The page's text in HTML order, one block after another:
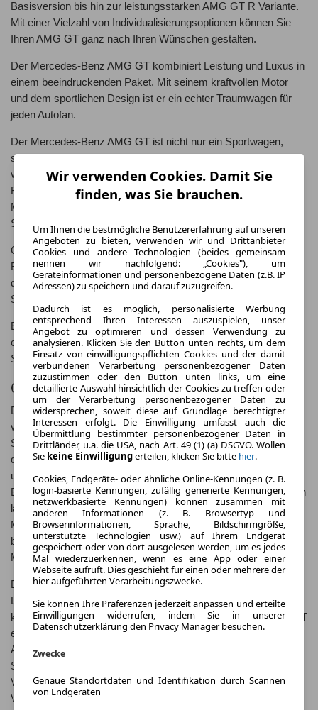
Basisversion bis hin zur leistungsstarken AMG GT R Variante.
Mit einer Vielzahl von Individualisierungsoptionen können Sie
Ihren AMG GT ganz nach Ihren Wünschen gestalten.
Der Mercedes-Benz AMG GT kombiniert Leistung und Luxus in
einem beeindruckenden Paket. Mit seinem kraftvollen Motor
und dem sportlichen Design ist er ein echter Traumwagen für
jeden Autofan.
Der Mercedes-Benz AMG GT ist nicht nur ein Sportwagen,
sondern auch ein Symbol für die lange Tradition und Erfahrung
von Mercedes-Benz im Motorsport. Mit zahlreichen
Rennerfolgen und dem Know-how aus der Formel 1 hat
Mercedes-Benz einen Sportwagen geschaffen, der auf der
Straße überzeugt.
Ob auf der Rennstrecke oder auf der Straße, der Mercedes-
Benz AMG GT ist immer ein echter Hingucker. Mit seiner
dynamischen Leistung und dem eleganten Design ist er ein
Sportwagen, der begeistert.
Entdecken Sie die Welt des Mercedes-Benz AMG GT und
erleben Sie Fahrspaß pur mit einem der beeindruckendsten
Sportwagen auf dem Markt.
Geschichte des Mercedes-Benz AMG GT
Der Mercedes-Benz AMG GT wurde erstmals im Jahr 2014
vorgestellt und ist seitdem ein beliebtes Modell in der
Sportwagenklasse. Die Entwicklung des AMG GT basiert auf
der langjährigen Erfahrung von Mercedes-Benz im Motorsport
und der Formel 1. Mit zahlreichen Rennerfolgen hat Mercedes-
Benz sein Know-how in die Entwicklung des AMG GT einfließen
lassen. Der AMG GT steht in der Tradition der legendären
Mercedes-Benz Sportwagen und setzt mit seiner
beeindruckenden Leistung und seinem eleganten Design neue
Maßstäbe in der Sportwagenklasse.
Der Mercedes-Benz AMG GT wurde entwickelt, um die
Leidenschaft für das Fahren neu zu entfachen. Mit seinem
kraftvollen Motor und dem präzisen Handling bietet der AMG GT
ein unvergleichliches Fahrerlebnis. Die verschiedenen
Ausstattungsvarianten des AMG GT ermöglichen es, den
Sportwagen ganz nach den individuellen Vorlieben zu gestalten.
Von der Basisversion bis hin zur leistungsstarken AMG GT R
Variante bietet der AMG GT für jeden Geschmack das
Wir verwenden Cookies. Damit Sie
finden, was Sie brauchen.
Um Ihnen die bestmögliche Benutzererfahrung auf unseren
Angeboten zu bieten, verwenden wir und Drittanbieter
Cookies und andere Technologien (beides gemeinsam
nennen wir nachfolgend: „Cookies"), um
Geräteinformationen und personenbezogene Daten (z.B. IP
Adressen) zu speichern und darauf zuzugreifen.
Dadurch ist es möglich, personalisierte Werbung
entsprechend Ihren Interessen auszuspielen, unser
Angebot zu optimieren und dessen Verwendung zu
analysieren. Klicken Sie den Button unten rechts, um dem
Einsatz von einwilligungspflichten Cookies und der damit
verbundenen Verarbeitung personenbezogener Daten
zuzustimmen oder den Button unten links, um eine
detaillierte Auswahl hinsichtlich der Cookies zu treffen oder
um der Verarbeitung personenbezogener Daten zu
widersprechen, soweit diese auf Grundlage berechtigter
Interessen erfolgt. Die Einwilligung umfasst auch die
Übermittlung bestimmter personenbezogener Daten in
Drittländer, u.a. die USA, nach Art. 49 (1) (a) DSGVO. Wollen
Sie keine Einwilligungerteilen, klicken Sie bitte hier.
Cookies, Endgeräte- oder ähnliche Online-Kennungen (z. B.
login-basierte Kennungen, zufällig generierte Kennungen,
netzwerkbasierte Kennungen) können zusammen mit
anderen Informationen (z. B. Browsertyp und
Browserinformationen, Sprache, Bildschirmgröße,
unterstützte Technologien usw.) auf Ihrem Endgerät
gespeichert oder von dort ausgelesen werden, um es jedes
Mal wiederzuerkennen, wenn es eine App oder einer
Webseite aufruft. Dies geschieht für einen oder mehrere der
hier aufgeführten Verarbeitungszwecke.
Sie können Ihre Präferenzen jederzeit anpassen und erteilte
Einwilligungen widerrufen, indem Sie in unserer
Datenschutzerklärung den Privacy Manager besuchen.
Zwecke
Genaue Standortdaten und Identifikation durch Scannen
von Endgeräten